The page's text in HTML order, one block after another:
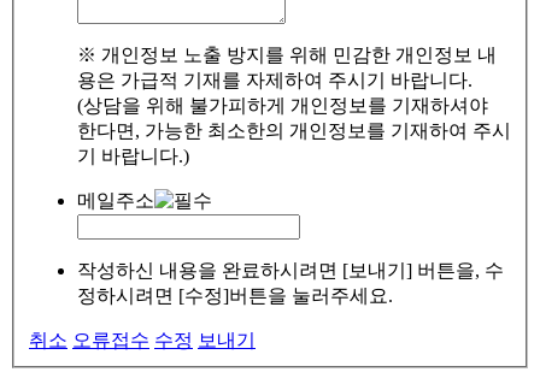
※ 개인정보 노출 방지를 위해 민감한 개인정보 내
용은 가급적 기재를 자제하여 주시기 바랍니다.
(상담을 위해 불가피하게 개인정보를 기재하셔야
한다면, 가능한 최소한의 개인정보를 기재하여 주시
기 바랍니다.)
메일주소
작성하신 내용을 완료하시려면 [보내기] 버튼을, 수
정하시려면 [수정]버튼을 눌러주세요.
취소 오류접수 수정 보내기